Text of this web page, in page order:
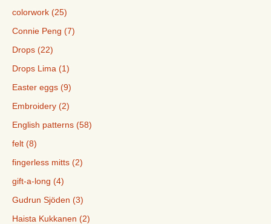
colorwork (25)
Connie Peng (7)
Drops (22)
Drops Lima (1)
Easter eggs (9)
Embroidery (2)
English patterns (58)
felt (8)
fingerless mitts (2)
gift-a-long (4)
Gudrun Sjöden (3)
Haista Kukkanen (2)